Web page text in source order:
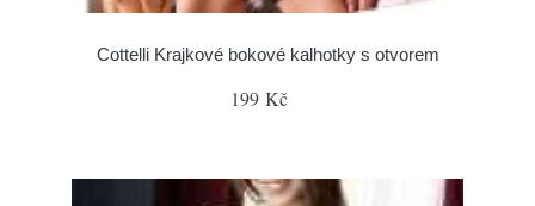
Cottelli Krajkové bokové kalhotky s otvorem
199 Kč